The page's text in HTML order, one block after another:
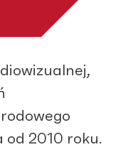
od 2010 roku.